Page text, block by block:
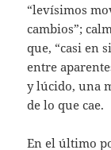
“levísimos
cambios”;
que, “casi en
entre
y lúcido, una
de lo que cae.
En el último